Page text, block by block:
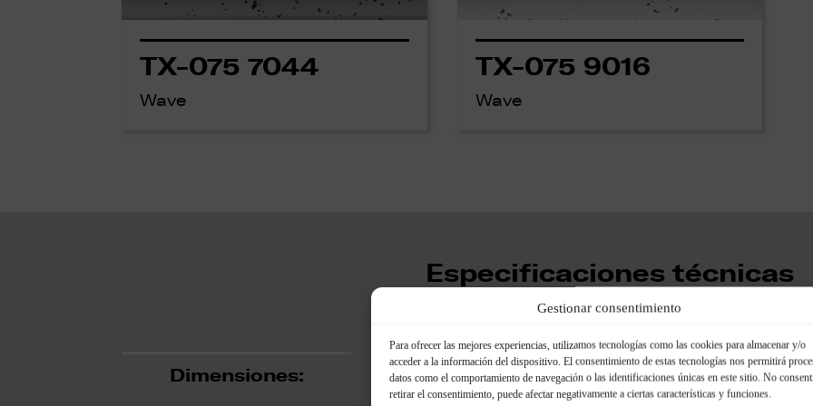
Gestionar consentimiento
Para ofrecer las mejores experiencias, utilizamos tecnologías como las cookies para almacenar y/o
acceder a la información del dispositivo. El consentimiento de estas tecnologías nos permitirá
datos como el comportamiento de navegación o las identificaciones únicas en este sitio. No
retirar el consentimiento, puede afectar negativamente a ciertas características y funciones.
TX-075 7044
Wave
TX-075 9016
Wave
Especificaciones técnicas
Dimensiones: Complementos de